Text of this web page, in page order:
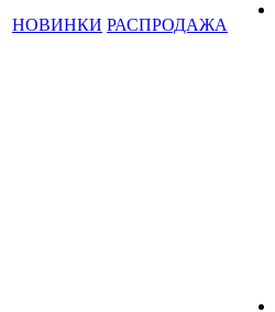
НОВИНКИ РАСПРОДАЖА